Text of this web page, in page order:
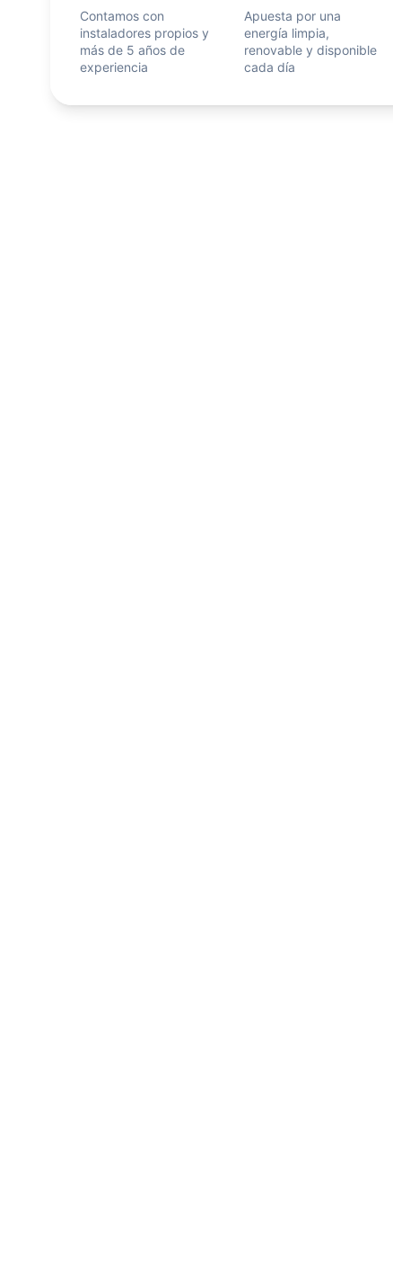
Contamos con
instaladores propios y
más de 5 años de
experiencia
Apuesta por una
energía limpia,
renovable y disponible
cada día